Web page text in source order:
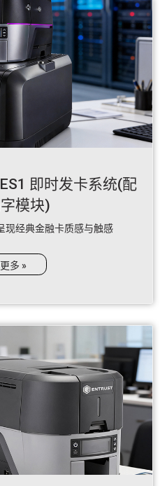
即时发卡系统(配
模块)
现经典金融卡质感与触感
多 »